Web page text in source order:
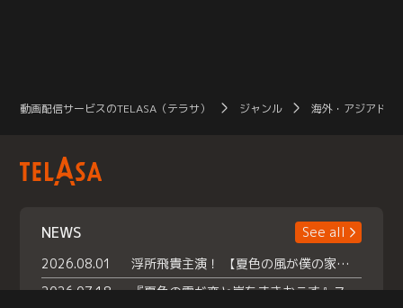
動画配信サービスのTELASA（テラサ） ジャンル 海外・アジアドラ
NEWS
See all
2026.08.01
浮所飛貴主演！ 【夏色の風が僕の家にやってきた】 本日よりテラサで独占配信スタート！
2026.07.18
『夏色の雲が恋と嵐をまきおこす』スペシャルメイキング 【Part1】2026年７月18日（土）23時30分～配信スタート！話題のシーンの裏側を大公開！豪華キャスト大集合！ 『武宮家 真夏の家族会議』開催！